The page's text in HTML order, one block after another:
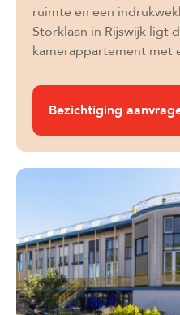
ruimte en een
Storklaan in Rijswijk ligt
kamerappartement met
Bezichtiging